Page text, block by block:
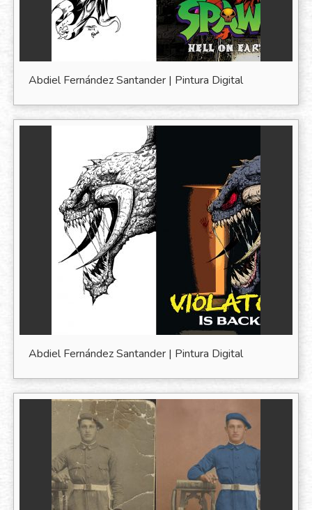
Abdiel Fernández Santander | Pintura Digital
Abdiel Fernández Santander | Pintura Digital